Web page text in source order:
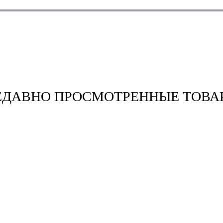
ПРОСМОТРЕННЫЕ